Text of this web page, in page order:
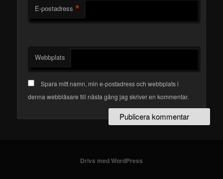
E-postadress *
Webbplats
Spara mitt namn, min e-postadress och webbplats i
denna webbläsare till nästa gång jag skriver en kommentar.
Drivs med WordPress